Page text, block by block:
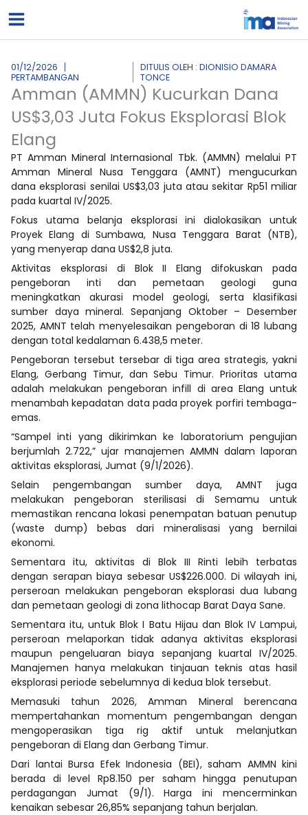
ke
01/12/2026
PERTAMBANGAN
DITULIS OLEH : DIONISIO DAMARA
TONCE
Amman (AMMN) Kucurkan Dana
US$3,03 Juta Fokus Eksplorasi Blok
Elang
PT Amman Mineral Internasional Tbk. (AMMN) melalui PT
Amman Mineral Nusa Tenggara (AMNT) mengucurkan
dana eksplorasi senilai US$3,03 juta atau sekitar Rp51 miliar
pada kuartal IV/2025.
Fokus utama belanja eksplorasi ini dialokasikan untuk
Proyek Elang di Sumbawa, Nusa Tenggara Barat (NTB),
yang menyerap dana US$2,8 juta.
Aktivitas eksplorasi di Blok II Elang difokuskan pada
pengeboran inti dan pemetaan geologi guna
meningkatkan akurasi model geologi, serta klasifikasi
sumber daya mineral. Sepanjang Oktober – Desember
2025, AMNT telah menyelesaikan pengeboran di 18 lubang
dengan total kedalaman 6.438,5 meter.
Pengeboran tersebut tersebar di tiga area strategis, yakni
Elang, Gerbang Timur, dan Sebu Timur. Prioritas utama
adalah melakukan pengeboran infill di area Elang untuk
menambah kepadatan data pada proyek porfiri tembaga-
emas.
“Sampel inti yang dikirimkan ke laboratorium pengujian
berjumlah 2.722,” ujar manajemen AMMN dalam laporan
aktivitas eksplorasi, Jumat (9/1/2026).
Selain pengembangan sumber daya, AMNT juga
melakukan pengeboran sterilisasi di Semamu untuk
memastikan rencana lokasi penempatan batuan penutup
(waste dump) bebas dari mineralisasi yang bernilai
ekonomi.
Sementara itu, aktivitas di Blok III Rinti lebih terbatas
dengan serapan biaya sebesar US$226.000. Di wilayah ini,
perseroan melakukan pengeboran eksplorasi dua lubang
dan pemetaan geologi di zona lithocap Barat Daya Sane.
Sementara itu, untuk Blok I Batu Hijau dan Blok IV Lampui,
perseroan melaporkan tidak adanya aktivitas eksplorasi
maupun pengeluaran biaya sepanjang kuartal IV/2025.
Manajemen hanya melakukan tinjauan teknis atas hasil
eksplorasi periode sebelumnya di kedua blok tersebut.
Memasuki tahun 2026, Amman Mineral berencana
mempertahankan momentum pengembangan dengan
mengoperasikan tiga rig aktif untuk melanjutkan
pengeboran di Elang dan Gerbang Timur.
Dari lantai Bursa Efek Indonesia (BEI), saham AMMN kini
berada di level Rp8.150 per saham hingga penutupan
perdagangan Jumat (9/1). Harga ini mencerminkan
kenaikan sebesar 26,85% sepanjang tahun berjalan.